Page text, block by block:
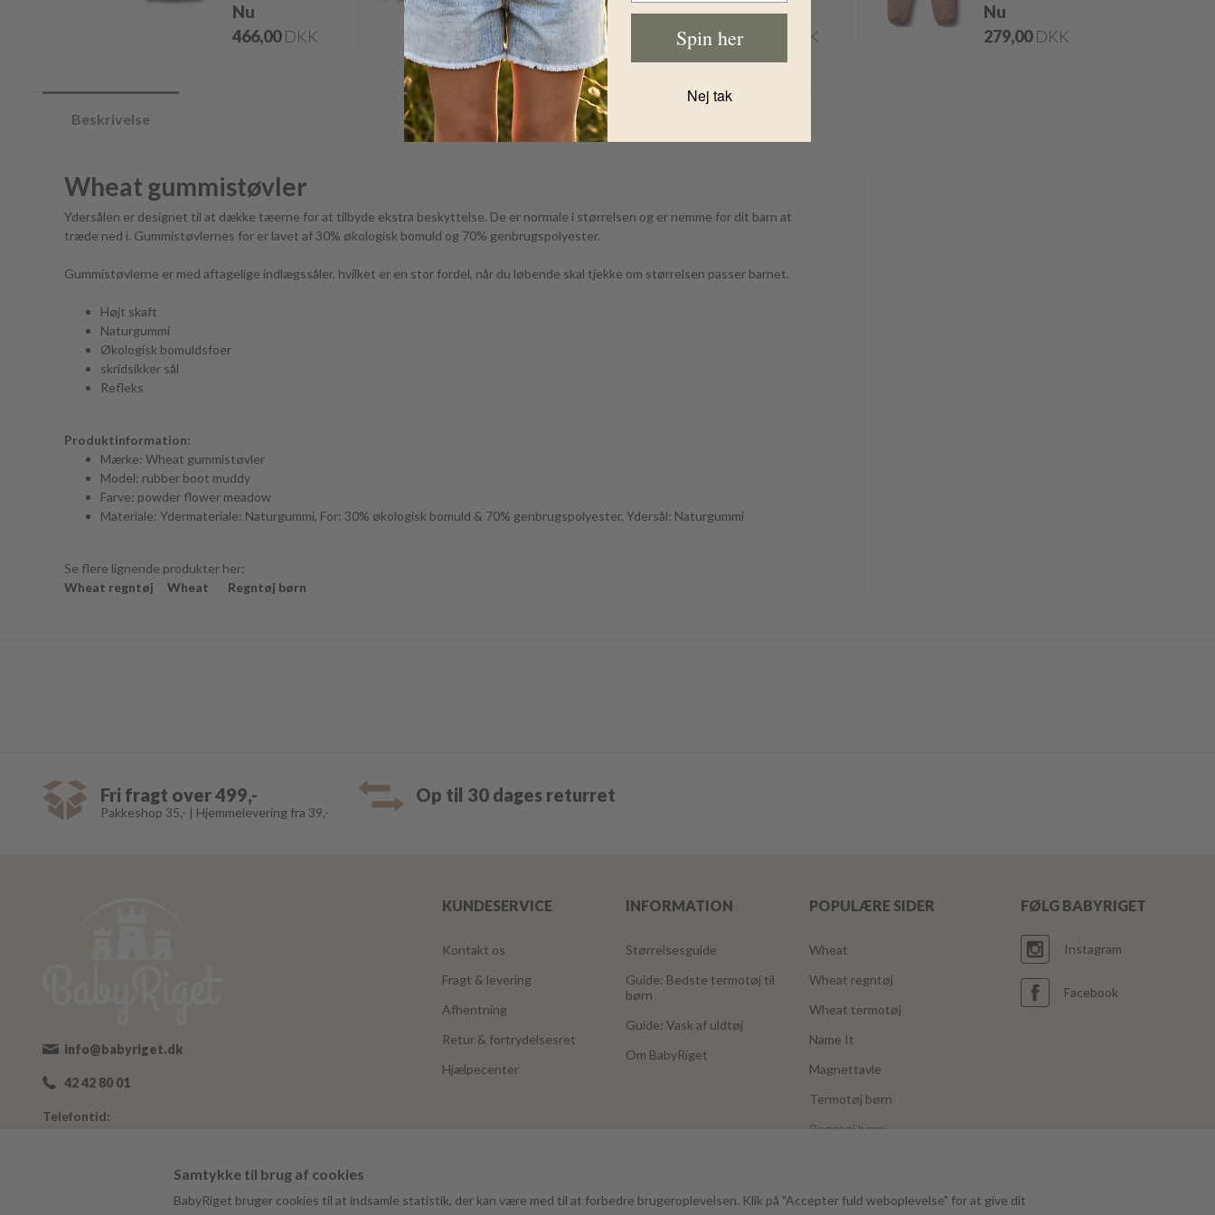
Samtykke til brug af cookies
BabyRiget bruger cookies til at indsamle statistik, der kan være med til at forbedre brugeroplevelsen. Klik på "Accepter fuld weboplevelse" for at give dit
Nu
466,00 DKK
Nu
424,00DKK
Nu
399,00
DKK
Nu
279,00 DKK
Beskrivelse
Wheat gummistøvler
Ydersålen er designet til at dække tæerne for at tilbyde ekstra beskyttelse. De er normale i størrelsen og er nemme for dit barn at
træde ned i. Gummistøvlernes for er lavet af 30% økologisk bomuld og 70% genbrugspolyester.
Gummistøvlerne er med aftagelige indlægssåler, hvilket er en stor fordel, når du løbende skal tjekke om størrelsen passer barnet.
Højt skaft
Naturgummi
Økologisk bomuldsfoer
skridsikker sål
Refleks
Produktinformation:
Mærke: Wheat gummistøvler
Model: rubber boot muddy
Farve: powder flower meadow
Materiale: Ydermateriale: Naturgummi, For: 30% økologisk bomuld & 70% genbrugspolyester, Ydersål: Naturgummi
Se flere lignende produkter her:
Wheat regntøj
Wheat Regntøj børn
Fri fragt over 499,-
Pakkeshop 35,- | Hjemmelevering fra 39,-
Op til 30 dages returret
info@babyriget.dk
42 42 80 01
Telefontid:
KUNDESERVICE
Kontakt os
Fragt & levering
Afhentning
Retur & fortrydelsesret
Hjælpecenter
INFORMATION
Størrelsesguide
Guide: Bedste termotøj til
børn
Guide: Vask af uldtøj
Om BabyRiget
POPULÆRE SIDER
Wheat
Wheat regntøj
Wheat termotøj
Name It
Magnettavle
Termotøj børn
Regntøj børn
FØLG BABYRIGET
Instagram
Facebook
Spin her
Nej tak